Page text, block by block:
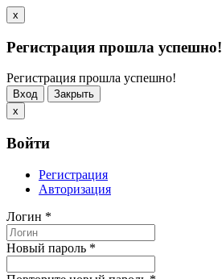
x
Регистрация прошла успешно!
Регистрация прошла успешно!
Вход
Закрыть
x
Войти
Регистрация
Авторизация
Логин *
Новый пароль *